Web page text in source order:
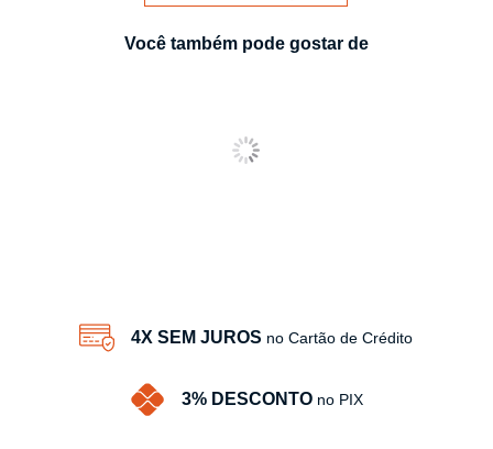
Você também pode gostar de
4X SEM JUROS no Cartão de Crédito
3% DESCONTO no PIX